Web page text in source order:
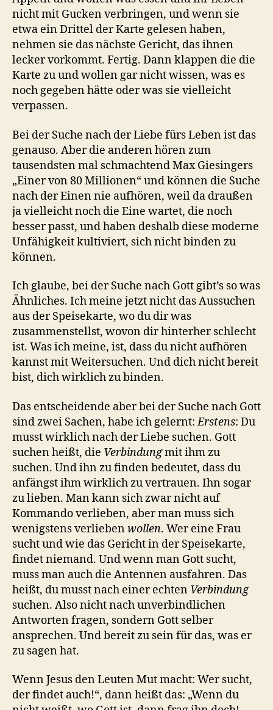
nicht mit Gucken verbringen, und wenn sie
etwa ein Drittel der Karte gelesen haben,
nehmen sie das nächste Gericht, das ihnen
lecker vorkommt. Fertig. Dann klappen die die
Karte zu und wollen gar nicht wissen, was es
noch gegeben hätte oder was sie vielleicht
verpassen.
Bei der Suche nach der Liebe fürs Leben ist das
genauso. Aber die anderen hören zum
tausendsten mal schmachtend Max Giesingers
„Einer von 80 Millionen“ und können die Suche
nach der Einen nie aufhören, weil da draußen
ja vielleicht noch die Eine wartet, die noch
besser passt, und haben deshalb diese moderne
Unfähigkeit kultiviert, sich nicht binden zu
können.
Ich glaube, bei der Suche nach Gott gibt’s so was
Ähnliches. Ich meine jetzt nicht das Aussuchen
aus der Speisekarte, wo du dir was
zusammenstellst, wovon dir hinterher schlecht
ist. Was ich meine, ist, dass du nicht aufhören
kannst mit Weitersuchen. Und dich nicht bereit
bist, dich wirklich zu binden.
Das entscheidende aber bei der Suche nach Gott
sind zwei Sachen, habe ich gelernt:Erstens: Du
musst wirklich nach der Liebe suchen. Gott
suchen heißt, die Verbindungmit ihm zu
suchen. Und ihn zu finden bedeutet, dass du
anfängst ihm wirklich zu vertrauen. Ihn sogar
zu lieben. Man kann sich zwar nicht auf
Kommando verlieben, aber man muss sich
wenigstens verliebenwollen. Wer eine Frau
sucht und wie das Gericht in der Speisekarte,
findet niemand. Und wenn man Gott sucht,
muss man auch die Antennen ausfahren. Das
heißt, du musst nach einer echten Verbindung
suchen. Also nicht nach unverbindlichen
Antworten fragen, sondern Gott selber
ansprechen. Und bereit zu sein für das, was er
zu sagen hat.
Wenn Jesus den Leuten Mut macht: Wer sucht,
der findet auch!“, dann heißt das: „Wenn du